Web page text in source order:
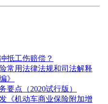
抵工伤赔偿？
常用法律法规和司法解释
》
要点（2020试行版）
《机动车商业保险附加增